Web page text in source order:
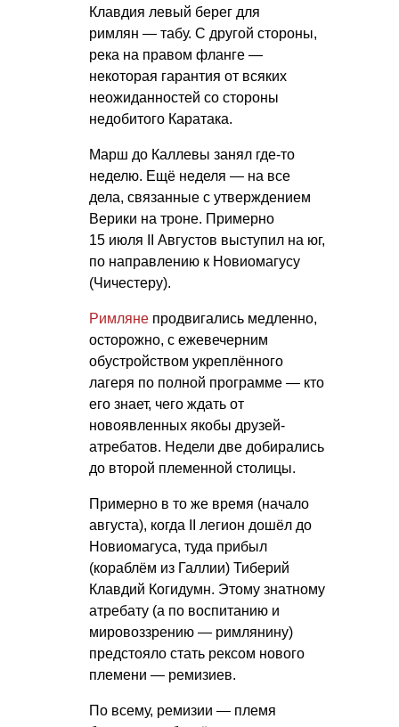
Клавдия левый берег для
римлян — табу. С другой стороны,
река на правом фланге —
некоторая гарантия от всяких
неожиданностей со стороны
недобитого Каратака.
Марш до Каллевы занял где-то
неделю. Ещё неделя — на все
дела, связанные с утверждением
Верики на троне. Примерно
15 июля II Августов выступил на юг,
по направлению к Новиомагусу
(Чичестеру).
Римляне продвигались медленно,
осторожно, с ежевечерним
обустройством укреплённого
лагеря по полной программе — кто
его знает, чего ждать от
новоявленных якобы друзей-
атребатов. Недели две добирались
до второй племенной столицы.
Примерно в то же время (начало
августа), когда II легион дошёл до
Новиомагуса, туда прибыл
(кораблём из Галлии) Тиберий
Клавдий Когидумн. Этому знатному
атребату (а по воспитанию и
мировоззрению — римлянину)
предстояло стать рексом нового
племени — ремизиев.
По всему, ремизии — племя